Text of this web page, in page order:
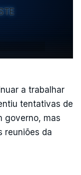
a trabalhar
tentativas de
governo, mas
reuniões da